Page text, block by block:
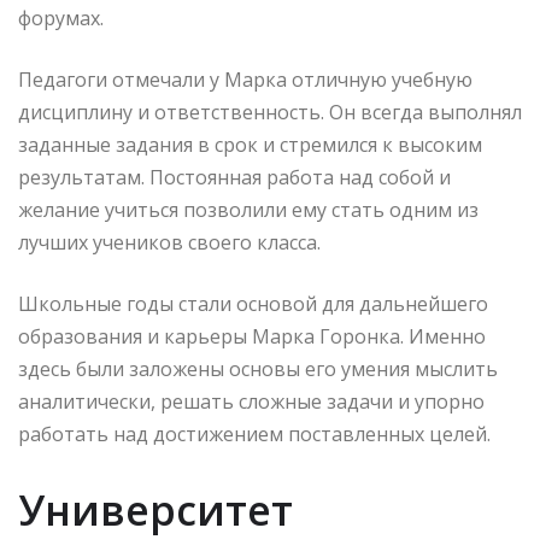
форумах.
Педагоги отмечали у Марка отличную учебную
дисциплину и ответственность. Он всегда выполнял
заданные задания в срок и стремился к высоким
результатам. Постоянная работа над собой и
желание учиться позволили ему стать одним из
лучших учеников своего класса.
Школьные годы стали основой для дальнейшего
образования и карьеры Марка Горонка. Именно
здесь были заложены основы его умения мыслить
аналитически, решать сложные задачи и упорно
работать над достижением поставленных целей.
Университет